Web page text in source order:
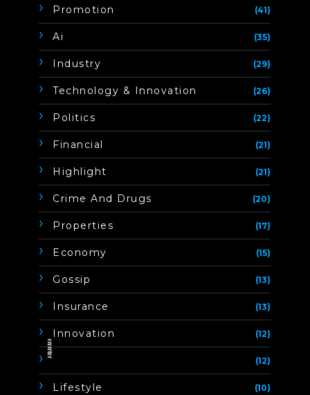
Promotion (41)
Ai (35)
Industry (29)
Technology & Innovation (26)
Politics (22)
Financial (21)
Highlight (21)
Crime And Drugs (20)
Properties (17)
Economy (15)
Gossip (13)
Insurance (13)
Innovation (12)
(12)
Lifestyle (10)